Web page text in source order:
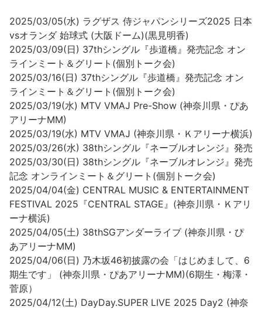
2025/03/05(水) ラグザス 侍ジャパンシリーズ2025 日本
vsオランダ 始球式 (大阪ドーム)(黒見明香)
2025/03/09(日) 37thシングル『歩道橋』発売記念 オン
ラインミート＆グリート(個別トーク会)
2025/03/16(日) 37thシングル『歩道橋』発売記念 オン
ラインミート＆グリート(個別トーク会)
2025/03/19(水) MTV VMAJ Pre-Show (神奈川県・ぴあ
アリーナMM)
2025/03/19(水) MTV VMAJ (神奈川県・Ｋアリーナ横浜)
2025/03/26(水) 38thシングル『ネーブルオレンジ』発売
2025/03/30(日) 38thシングル『ネーブルオレンジ』発売
記念 オンラインミート＆グリート(個別トーク会)
2025/04/04(金) CENTRAL MUSIC & ENTERTAINMENT
FESTIVAL 2025『CENTRAL STAGE』(神奈川県・Ｋアリ
ーナ横浜)
2025/04/05(土) 38thSGアンダーライブ (神奈川県・ぴ
あアリーナMM)
2025/04/06(日) 乃木坂46初披露の会「はじめまして、6
期生です」 (神奈川県・ぴあアリーナMM)(6期生・梅澤・
菅原）
2025/04/12(土) DayDay.SUPER LIVE 2025 Day2 (神奈